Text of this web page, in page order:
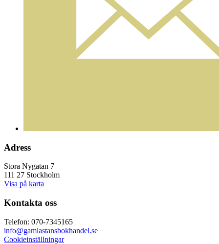
Adress
Stora Nygatan 7
111 27 Stockholm
Visa på karta
Kontakta oss
Telefon: 070-7345165
info@gamlastansbokhandel.se
Cookieinställningar